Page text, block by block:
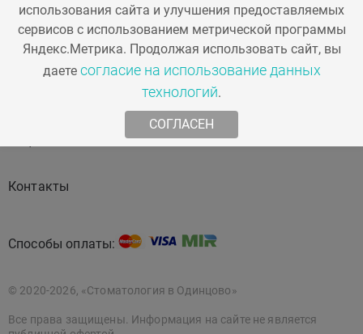
Стоматология Косметология
Наша команда
Статьи
Контакты
Способы оплаты:
© 2020-2026, «Стоматология в Одинцово»
Все права защищены. Информация на сайте не является
использования сайта и улучшения предоставляемых
сервисов с использованием метрической программы
Яндекс.Метрика. Продолжая использовать сайт, вы
даете согласие на использование данных
технологий.
СОГЛАСЕН